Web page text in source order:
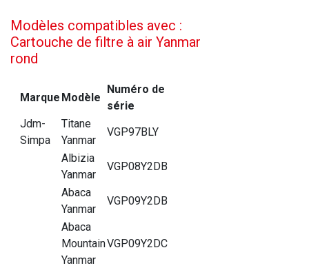
Modèles compatibles avec :
Cartouche de filtre à air Yanmar
rond
Marque Modèle
Numéro de
série
Jdm-
Simpa
Titane
Yanmar
VGP97BLY
Albizia
Yanmar
VGP08Y2DB
Abaca
Yanmar
VGP09Y2DB
Abaca
Mountain
Yanmar
VGP09Y2DC